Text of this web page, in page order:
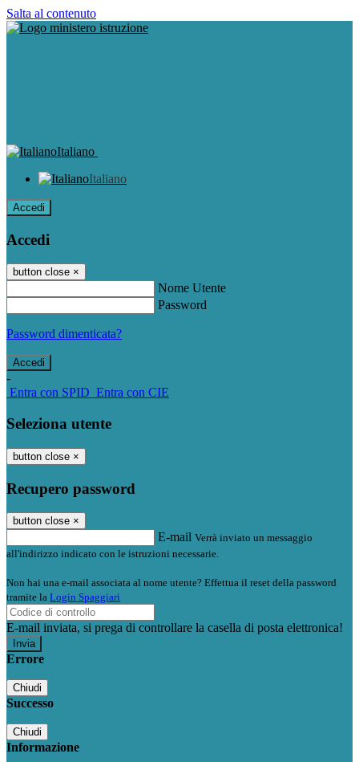
Salta al contenuto
Italiano
Italiano
Accedi
Accedi
button close ×
Nome Utente
Password
Password dimenticata?
-
Entra con SPID Entra con CIE
Seleziona utente
button close ×
Recupero password
button close ×
E-mail Verrà inviato un messaggio
all'indirizzo indicato con le istruzioni necessarie.
Non hai una e-mail associata al nome utente? Effettua il reset della password
tramite la Login Spaggiari
E-mail inviata, si prega di controllare la casella di posta elettronica!
Errore
Chiudi
Successo
Chiudi
Informazione